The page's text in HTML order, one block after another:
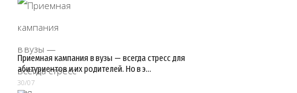
Приемная кампания в вузы — всегда стресс для
абитуриентов и их родителей. Но в э…
30/07